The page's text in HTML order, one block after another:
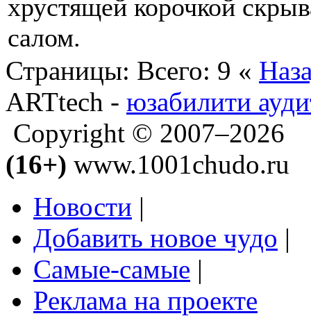
хрустящей корочкой
салом.
Страницы: Всего: 9 «
ARTtech - юзабилити
Copyright © 2007–2026
(16+) www.1001chudo.ru
Новости |
Добавить новое чудо |
Самые-самые |
Реклама на проекте